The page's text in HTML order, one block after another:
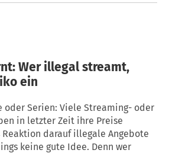
Wer illegal streamt,
ein
oder Serien: Viele Streaming- oder
in letzter Zeit ihre Preise
darauf illegale Angebote
keine gute Idee. Denn wer